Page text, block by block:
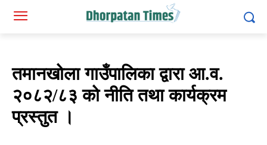
तमानखोला गाउँपालिका द्वारा आ.व.
२०८२/८३ को नीति तथा कार्यक्रम
प्रस्तुत ।